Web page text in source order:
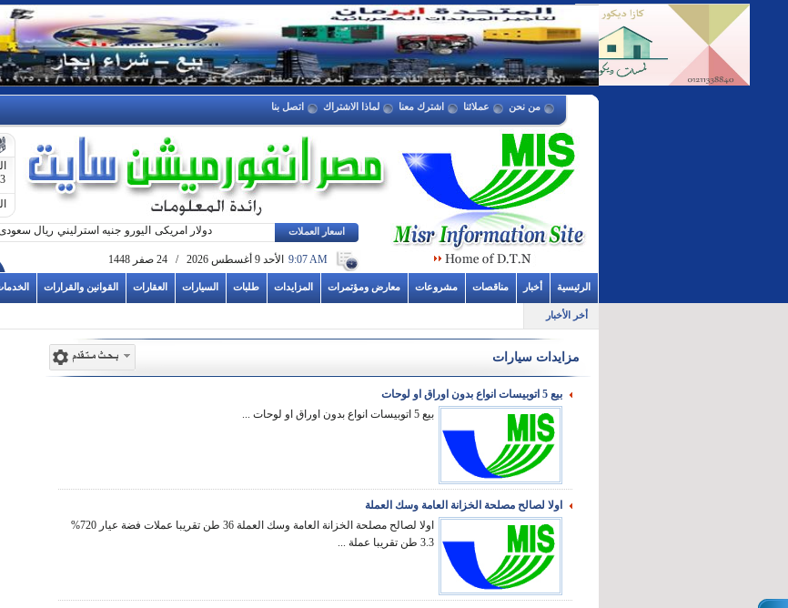
من نحن عملائنا اشترك معنا لماذا الاشتراك اتصل بنا
اسعار العملات دولار امريكى اليورو جنيه استرليني ريال
9:07 AM الأحد 9 أغسطس 2026 / 24 صفر 1448
الرئيسية أخبار مناقصات مشروعات معارض ومؤتمرات المزايدات طلبات السيارات العقارات القوانين والقرارات
أخر الأخبار
مزايدات سيارات
بيع 5 اتوبيسات انواع بدون اوراق او لوحات
بيع 5 اتوبيسات انواع بدون اوراق او لوحات ...
اولا لصالح مصلحة الخزانة العامة وسك العملة
اولا لصالح مصلحة الخزانة العامة وسك العملة 36 طن تقريبا عملات فضة عيار 720%
3.3 طن تقريبا عملة ...